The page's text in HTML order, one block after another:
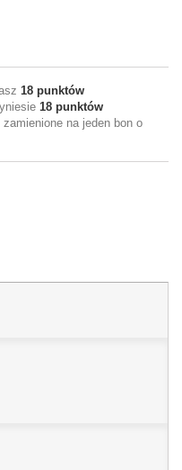
18 punktów
18 punktów
na jeden bon o